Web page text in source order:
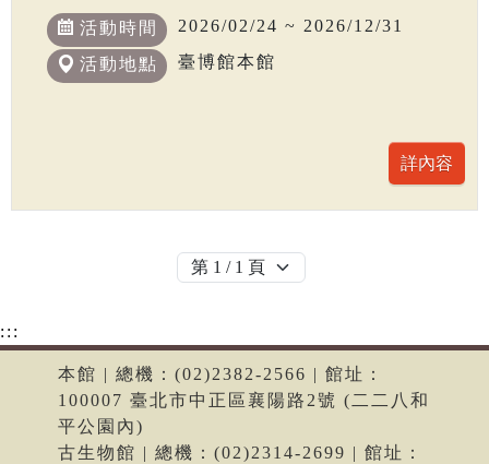
活動時間 2026/02/24 ~ 2026/12/31
活動地點 臺博館本館
:::
本館 | 總機：(02)2382-2566 | 館址：
100007 臺北市中正區襄陽路2號 (二二八和
平公園內)
古生物館 | 總機：(02)2314-2699 | 館址：